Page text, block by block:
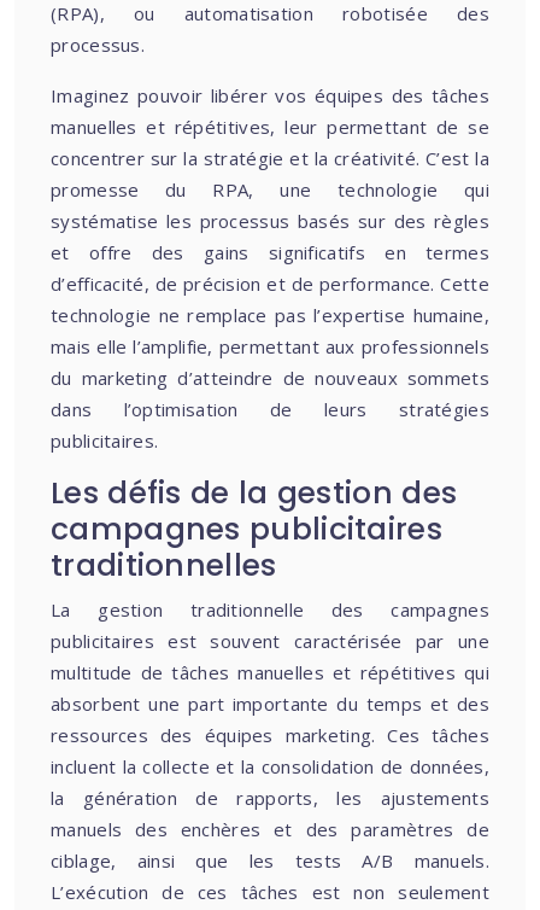
(RPA), ou automatisation robotisée des
processus.
Imaginez pouvoir libérer vos équipes des tâches
manuelles et répétitives, leur permettant de se
concentrer sur la stratégie et la créativité. C’est la
promesse du RPA, une technologie qui
systématise les processus basés sur des règles
et offre des gains significatifs en termes
d’efficacité, de précision et de performance. Cette
technologie ne remplace pas l’expertise humaine,
mais elle l’amplifie, permettant aux professionnels
du marketing d’atteindre de nouveaux sommets
dans l’optimisation de leurs stratégies
publicitaires.
Les défis de la gestion des
campagnes publicitaires
traditionnelles
La gestion traditionnelle des campagnes
publicitaires est souvent caractérisée par une
multitude de tâches manuelles et répétitives qui
absorbent une part importante du temps et des
ressources des équipes marketing. Ces tâches
incluent la collecte et la consolidation de données,
la génération de rapports, les ajustements
manuels des enchères et des paramètres de
ciblage, ainsi que les tests A/B manuels.
L’exécution de ces tâches est non seulement